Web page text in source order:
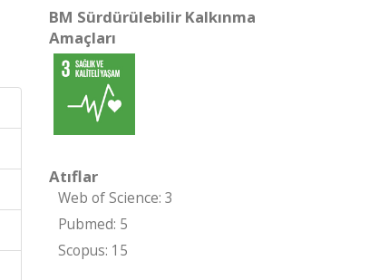
BM Sürdürülebilir Kalkınma
Amaçları
Atıflar
Web of Science: 3
Pubmed: 5
Scopus: 15